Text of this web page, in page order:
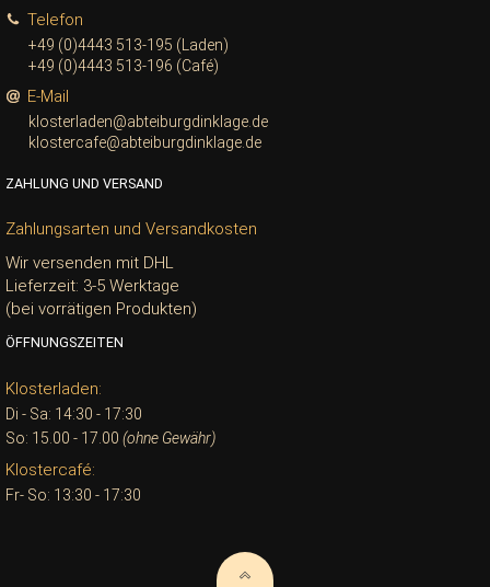
Telefon
+49 (0)4443 513-195 (Laden)
+49 (0)4443 513-196 (Café)
E-Mail
klosterladen@abteiburgdinklage.de
klostercafe@abteiburgdinklage.de
ZAHLUNG UND VERSAND
Zahlungsarten und Versandkosten
Wir versenden mit DHL
Lieferzeit: 3-5 Werktage
(bei vorrätigen Produkten)
ÖFFNUNGSZEITEN
Klosterladen:
Di - Sa: 14:30 - 17:30
So: 15.00 - 17.00 (ohne Gewähr)
Klostercafé:
Fr- So: 13:30 - 17:30